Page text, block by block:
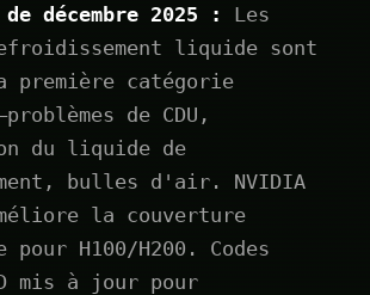
décembre 2025 :
Les
liquide sont
première catégorie
de CDU,
du liquide de
bulles d'air. NVIDIA
la couverture
pour H100/H200. Codes
mis à jour pour